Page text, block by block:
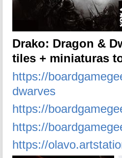
Drako: Dragon &
tiles + miniaturas
https://
dwarves
https://
https://
https://